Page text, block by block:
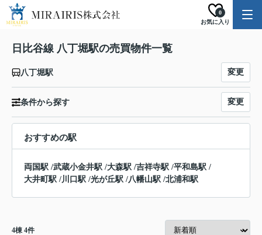
お気に入り
0
日比谷線 八丁堀駅の売買物件一覧
八丁堀駅 変更
条件から探す 変更
おすすめの駅
両国駅 /武蔵小金井駅 /大森駅 /吉祥寺駅 /平和島駅 /
大井町駅 /川口駅 /光が丘駅 /八幡山駅 /北浦和駅
4棟 4件